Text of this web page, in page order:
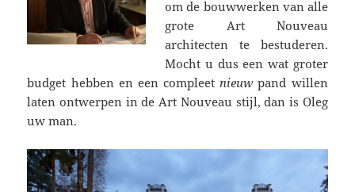
om de bouwwerken van alle
grote Art Nouveau
architecten te bestuderen.
Mocht u dus een wat groter
budget hebben en een compleet nieuw pand willen
laten ontwerpen in de Art Nouveau stijl, dan is Oleg
uw man.